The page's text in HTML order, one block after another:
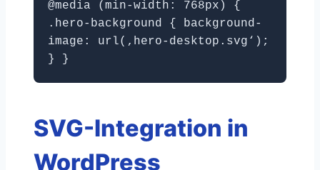
@media (min-width: 768px) {
.hero-background { background-
image: url(‚hero-desktop.svg‘);
} }
SVG-Integration in
WordPress